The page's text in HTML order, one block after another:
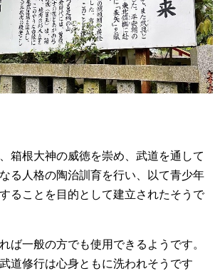
箱根大神の威徳を崇め、武道を通して
る人格の陶治訓育を行い、以て青少年
ることを目的として建立されたそうで
ば一般の方でも使用できるようです。
道修行は心身ともに洗われそうです